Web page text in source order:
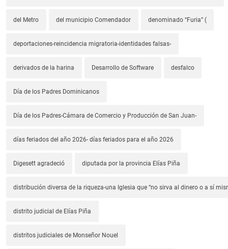
del Metro del municipio Comendador denominado “Furia” (
deportaciones-reincidencia migratoria-identidades falsas-
derivados de la harina Desarrollo de Software desfalco
Día de los Padres Dominicanos
Día de los Padres-Cámara de Comercio y Producción de San Juan-
días feriados del año 2026- días feriados para el año 2026
Digesett agradeció diputada por la provincia Elías Piña
distribución diversa de la riqueza-una Iglesia que “no sirva al dinero o a sí
distrito judicial de Elías Piña
distritos judiciales de Monseñor Nouel